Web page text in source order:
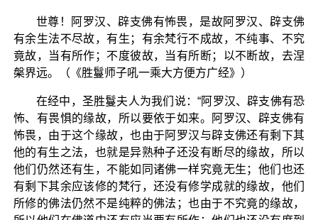
世尊！阿罗汉、辟支佛有怖畏，是故阿罗汉、辟支佛
有余生法不尽故，有生；有余梵行不成故，不纯事、不究
竟故，当有所作；不度彼故，当有所断；以不断故，去涅
槃界远。（《胜鬘师子吼一乘大方便方广经》）
在经中，圣胜鬘夫人为我们说：“阿罗汉、辟支佛有恐
怖、有畏惧的缘故，所以要依于如来。阿罗汉、辟支佛有
怖畏，由于这个缘故，也由于阿罗汉与辟支佛还有剩下其
他的有生之法，也就是异熟种子还没有断尽的缘故，所以
他们仍然还有生，不能如同诸佛一样究竟无生；他们也还
有剩下其余应该修的梵行，还没有修学成就的缘故，他们
所修的佛法仍然不是纯粹的佛法；也由于不究竟的缘故，